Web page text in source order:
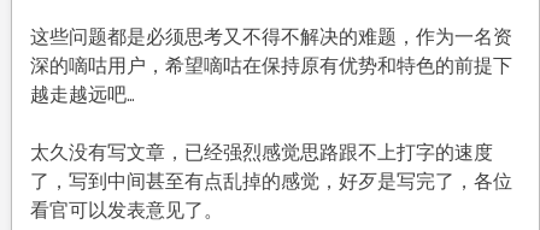
这些问题都是必须思考又不得不解决的难题，作为一名资
深的嘀咕用户，希望嘀咕在保持原有优势和特色的前提下
越走越远吧…
太久没有写文章，已经强烈感觉思路跟不上打字的速度
了，写到中间甚至有点乱掉的感觉，好歹是写完了，各位
看官可以发表意见了。